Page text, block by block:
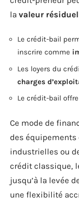
la valeur
Le crédit-bail
inscrire comme
Les loyers du
charges
Le crédit-bail
Ce mode de
des
industrielles ou
crédit classique,
jusqu’à la levée
une flexibilité